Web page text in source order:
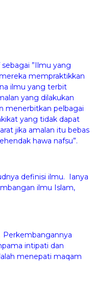
”Ilmu yang
mempraktikkan
ilmu yang terbit
yang dilakukan
menerbitkan pelbagai
yang tidak dapat
jika amalan itu bebas
hawa nafsu”.
definisi ilmu. Ianya
ilmu Islam,
Perkembangannya
intipati dan
menepati maqam